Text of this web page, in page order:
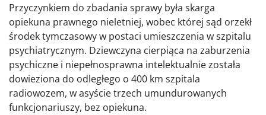
Przyczynkiem do zbadania sprawy była skarga
opiekuna prawnego nieletniej, wobec której sąd orzekł
środek tymczasowy w postaci umieszczenia w szpitalu
psychiatrycznym. Dziewczyna cierpiąca na zaburzenia
psychiczne i niepełnosprawna intelektualnie została
dowieziona do odległego o 400 km szpitala
radiowozem, w asyście trzech umundurowanych
funkcjonariuszy, bez opiekuna.